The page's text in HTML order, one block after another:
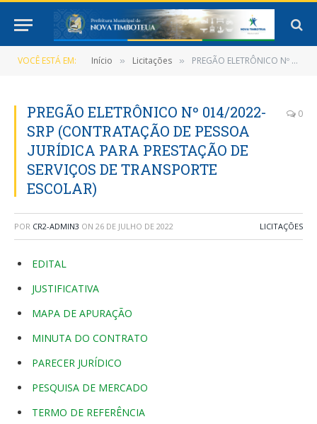
VOCÊ ESTÁ EM: Início » Licitações » PREGÃO ELETRÔNICO Nº 014/2022-SRP (CONTRATAÇÃO DE PESSOA JURÍDICA PARA PRESTAÇÃO DE SERVIÇOS DE TRANSPORTE ESCOLAR)
PREGÃO ELETRÔNICO Nº 014/2022-
SRP (CONTRATAÇÃO DE PESSOA
JURÍDICA PARA PRESTAÇÃO DE
SERVIÇOS DE TRANSPORTE
ESCOLAR)
0
POR CR2-ADMIN3 ON 26 DE JULHO DE 2022 LICITAÇÕES
EDITAL
JUSTIFICATIVA
MAPA DE APURAÇÃO
MINUTA DO CONTRATO
PARECER JURÍDICO
PESQUISA DE MERCADO
TERMO DE REFERÊNCIA